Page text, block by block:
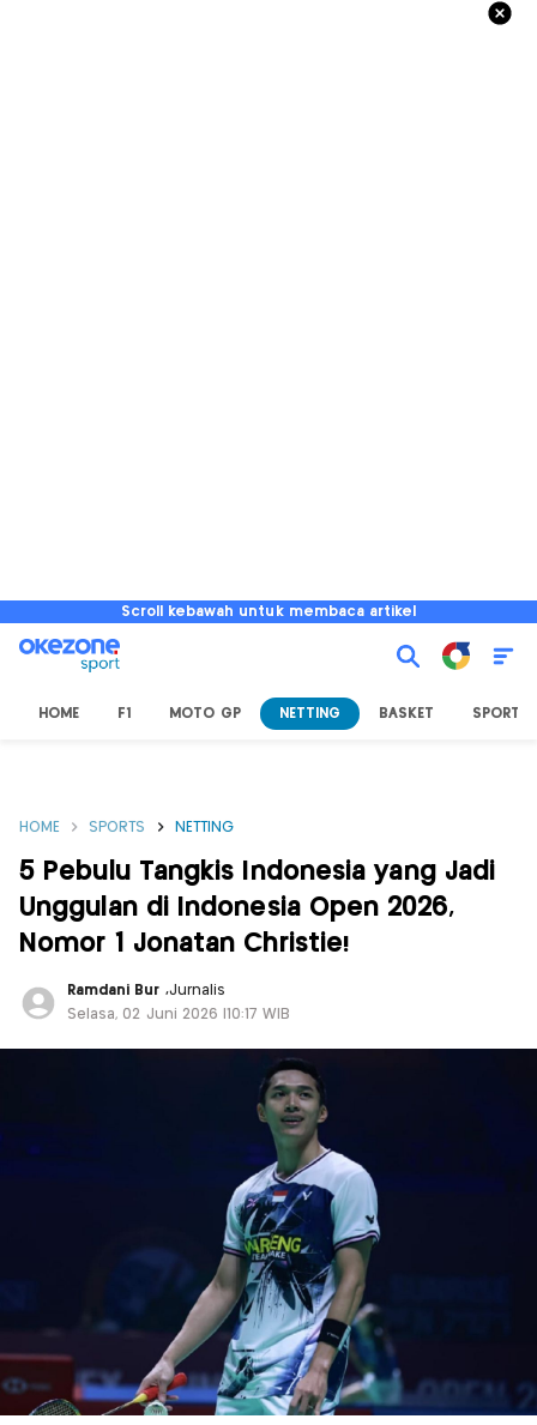
Scroll kebawah untuk membaca artikel
HOME F1 MOTO GP NETTING BASKET SPORT
HOME SPORTS NETTING
5 Pebulu Tangkis Indonesia yang Jadi
Unggulan di Indonesia Open 2026,
Nomor 1 Jonatan Christie!
Ramdani Bur ,Jurnalis
Selasa, 02 Juni 2026 |10:17 WIB